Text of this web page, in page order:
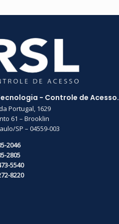
- Controle de Acesso.
Portugal, 1629
61 – Brooklin
SP – 04559-003
2046
2805
5540
8220